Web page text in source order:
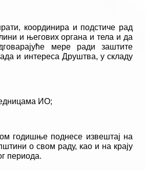
координира и подстиче рад
и његових органа и тела и да
мере ради заштите
и интереса Друштва, у складу
ИО;
годишње поднесе извештај на
о свом раду, као и на крају
периода.